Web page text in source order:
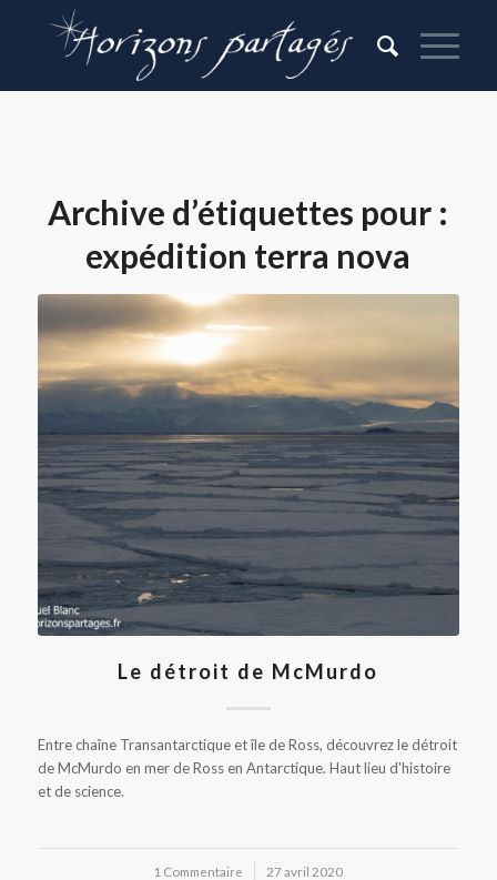
Archive d’étiquettes pour :
expédition terra nova
Le détroit de McMurdo
Entre chaîne Transantarctique et île de Ross, découvrez le détroit
de McMurdo en mer de Ross en Antarctique. Haut lieu d'histoire
et de science.
1 Commentaire
/ 27 avril 2020